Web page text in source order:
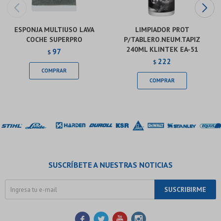
ESPONJA MULTIUSO LAVA
COCHE SUPERPRO
$ 97
LIMPIADOR PROT
P/TABLERO.NEUM.TAPIZ
240ML KLINTEK EA-51
$ 222
SUSCRÍBETE A NUESTRAS NOTICIAS
SUSCRIBIRME
   